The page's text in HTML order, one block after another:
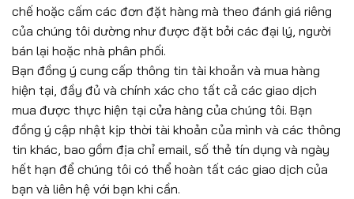
chế hoặc cấm các đơn đặt hàng mà theo đánh giá riêng
của chúng tôi dường như được đặt bởi các đại lý, người
bán lại hoặc nhà phân phối.
Bạn đồng ý cung cấp thông tin tài khoản và mua hàng
hiện tại, đầy đủ và chính xác cho tất cả các giao dịch
mua được thực hiện tại cửa hàng của chúng tôi. Bạn
đồng ý cập nhật kịp thời tài khoản của mình và các thông
tin khác, bao gồm địa chỉ email, số thẻ tín dụng và ngày
hết hạn để chúng tôi có thể hoàn tất các giao dịch của
bạn và liên hệ với bạn khi cần.